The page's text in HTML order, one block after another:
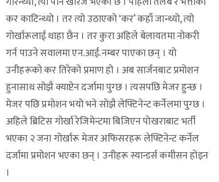
कर काटिन्थ्यो । तर त्यो उठाएको ‘कर’ कहाँ जान्थ्यो, त्यो
गोर्खारूलाई थाहा छैन । तर कुरा अहिले बेलायतमा नोकरी
गर्न पाउने सवालमा एन.आई.नम्बर पाएका छन् । यो
उनीहरूको कर तिरेको प्रमाण हो । अब सार्जनबाट प्रमोशन
हुनासाथ सोझै क्याप्टेन दर्जामा पुग्छ । त्यसपछि मेजर हुन्छ ।
मेजर पछि प्रमोशन भयो भने सोझै लेफ्टिनेन्ट कर्नेलमा पुग्छ ।
अहिले ब्रिटिस गोर्खा रेजिमेन्टमा बिजिएन पोखराबाट भर्ती
भएका २ जना गोर्खारू मेजर अफिसरहरू लेफ्टिनेन्ट कर्नेल
दर्जामा प्रमोशन भएका छन् । उनीहरू स्यान्डर्स कमीसन होइन
।